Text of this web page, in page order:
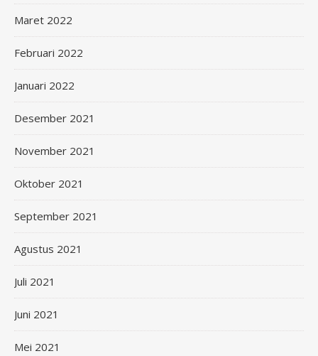
Maret 2022
Februari 2022
Januari 2022
Desember 2021
November 2021
Oktober 2021
September 2021
Agustus 2021
Juli 2021
Juni 2021
Mei 2021